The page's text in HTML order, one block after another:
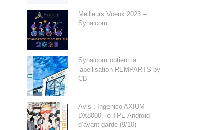
Meilleurs Voeux 2023 –
Synalcom
Synalcom obtient la
labellisation REMPARTS by
CB
Avis : Ingenico AXIUM
DX8000, le TPE Android
d’avant garde (9/10)